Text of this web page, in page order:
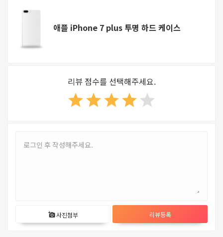
애플 iPhone 7 plus 투명 하드 케이스
리뷰 점수를 선택해주세요.
starstarstarstarstar
add_a_photo사진첨부 리뷰등록